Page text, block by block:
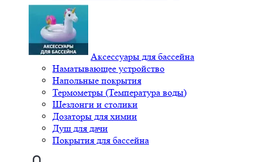
Аксессуары для бассейна
Наматывающее устройство
Напольные покрытия
Термометры (Температура воды)
Шезлонги и столики
Дозаторы для химии
Душ для дачи
Покрытия для бассейна